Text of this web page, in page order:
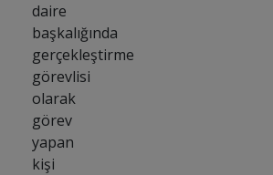
daire
başkalığında
gerçekleştirme
görevlisi
olarak
görev
yapan
kişi